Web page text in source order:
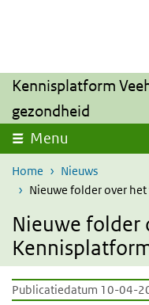
Kennisplatform
gezondheid
Menu
Home
Nieuws
Nieuwe folder over
Nieuwe folder
Publicatiedatum 10-04-